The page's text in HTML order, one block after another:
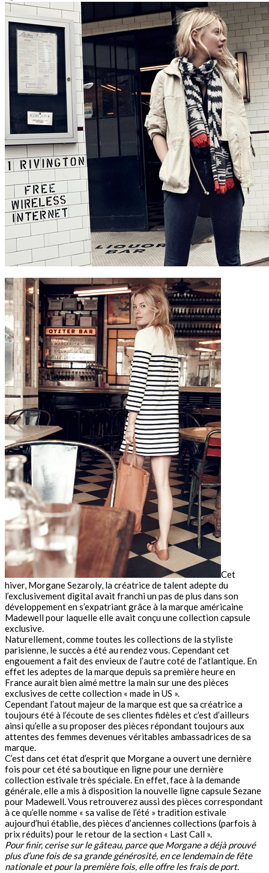
Cet
hiver, Morgane Sezaroly, la créatrice de talent adepte du
l’exclusivement digital avait franchi un pas de plus dans son
développement en s’expatriant grâce à la marque américaine
Madewell pour laquelle elle avait conçu une collection capsule
exclusive.
Naturellement, comme toutes les collections de la styliste
parisienne, le succès a été au rendez vous. Cependant cet
engouement a fait des envieux de l’autre coté de l’atlantique. En
effet les adeptes de la marque depuis sa première heure en
France aurait bien aimé mettre la main sur une des pièces
exclusives de cette collection « made in US ».
Cependant l’atout majeur de la marque est que sa créatrice a
toujours été à l’écoute de ses clientes fidèles et c’est d’ailleurs
ainsi qu’elle a su proposer des pièces répondant toujours aux
attentes des femmes devenues véritables ambassadrices de sa
marque.
C’est dans cet état d’esprit que Morgane a ouvert une dernière
fois pour cet été sa boutique en ligne pour une dernière
collection estivale très spéciale. En effet, face à la demande
générale, elle a mis à disposition la nouvelle ligne capsule Sezane
pour Madewell. Vous retrouverez aussi des pièces correspondant
à ce qu’elle nomme « sa valise de l’été » tradition estivale
aujourd’hui établie, des pièces d’anciennes collections (parfois à
prix réduits) pour le retour de la section « Last Call ».
Pour finir, cerise sur le gâteau, parce que Morgane a déjà prouvé
plus d’une fois de sa grande générosité, en ce lendemain de fête
nationale et pour la première fois, elle offre les frais de port.